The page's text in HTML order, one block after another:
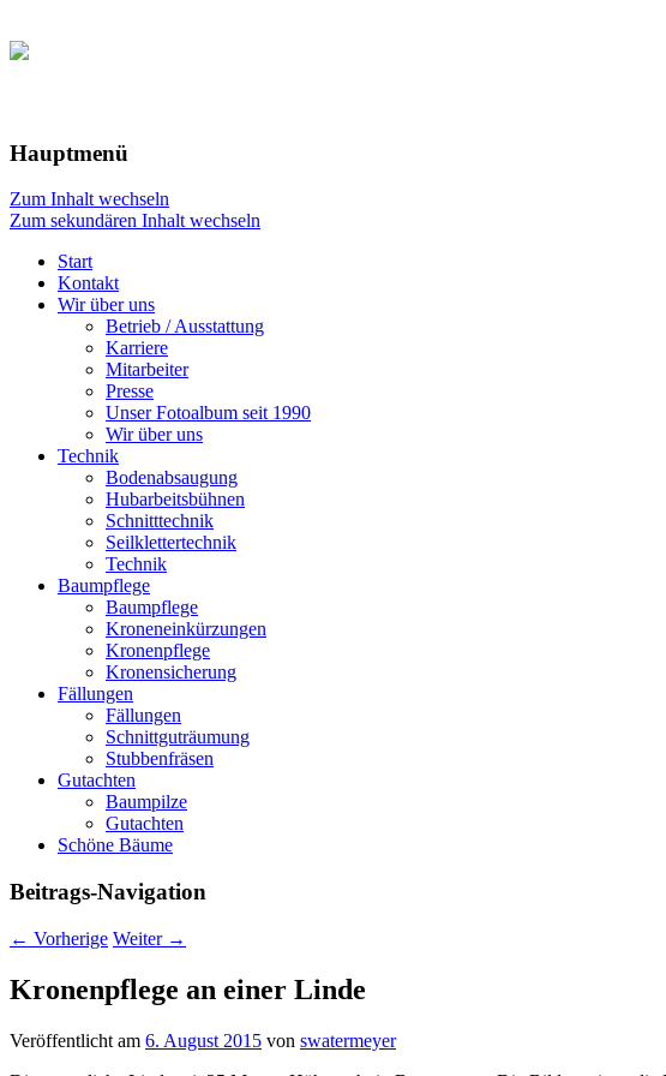
Hauptmenü
Zum Inhalt wechseln
Zum sekundären Inhalt wechseln
Start
Kontakt
Wir über uns
Betrieb / Ausstattung
Karriere
Mitarbeiter
Presse
Unser Fotoalbum seit 1990
Wir über uns
Technik
Bodenabsaugung
Hubarbeitsbühnen
Schnitttechnik
Seilklettertechnik
Technik
Baumpflege
Baumpflege
Kroneneinkürzungen
Kronenpflege
Kronensicherung
Fällungen
Fällungen
Schnittguträumung
Stubbenfräsen
Gutachten
Baumpilze
Gutachten
Schöne Bäume
Beitrags-Navigation
← Vorherige Weiter →
Kronenpflege an einer Linde
Veröffentlicht am 6. August 2015 von swatermeyer